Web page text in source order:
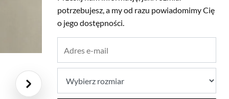
potrzebujesz, a my od razu powiadomimy Cię
o jego dostępności.